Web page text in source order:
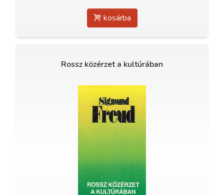
kosárba
Rossz közérzet a kultúrában